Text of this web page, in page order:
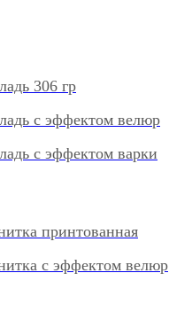
306 гр
с эффектом велюр
с эффектом варки
принтованная
с эффектом велюр